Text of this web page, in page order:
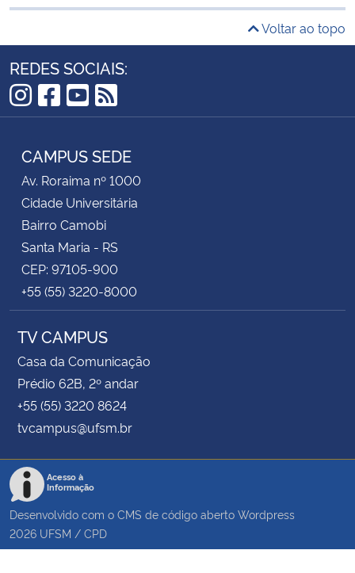
Voltar ao topo
REDES SOCIAIS:
Instagram
Facebook
YouTube
RSS
CAMPUS SEDE
Av. Roraima nº 1000
Cidade Universitária
Bairro Camobi
Santa Maria - RS
CEP: 97105-900
+55 (55) 3220-8000
TV CAMPUS
Casa da Comunicação
Prédio 62B, 2º andar
+55 (55) 3220 8624
tvcampus@ufsm.br
Acesso à
Informação
Desenvolvido com o CMS de código aberto Wordpress
2026 UFSM / CPD